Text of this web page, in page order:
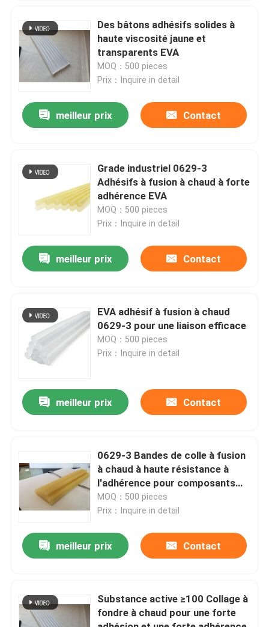
Produits
Vidéos
A propos de nous
Contrôle de la qualité
Contact
Demande de soumission
Ruban adhésif de tapis
Des bâtons adhésifs solides à
haute viscosité jaune et
transparents EVA
MOQ：500 pieces
Prix：Inquire in detail
meilleur prix Contact
Grade industriel 0629-3
Adhésifs à fusion à chaud à forte
adhérence EVA
MOQ：500 pieces
Prix：Inquire in detail
meilleur prix Contact
EVA adhésif à fusion à chaud
0629-3 pour une liaison efficace
MOQ：500 pieces
Prix：Inquire in detail
meilleur prix Contact
0629-3 Bandes de colle à fusion
à chaud à haute résistance à
l'adhérence pour composants
électroniques et joints
MOQ：500 pieces
Prix：Inquire in detail
meilleur prix Contact
Substance active ≥100 Collage à
fondre à chaud pour une forte